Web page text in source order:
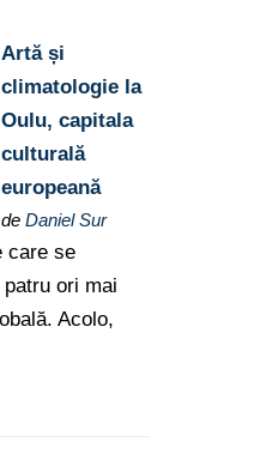
Artă și
climatologie la
Oulu, capitala
culturală
europeană
de Daniel Sur
care se
ori mai
Acolo,